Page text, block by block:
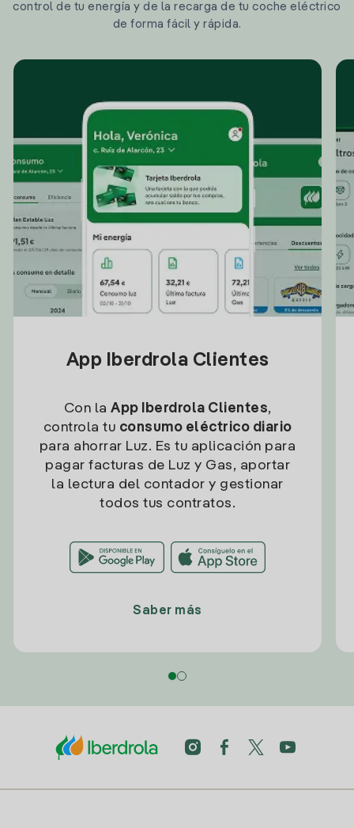
control de tu energía y de la recarga de tu coche eléctrico
de forma fácil y rápida.
App Iberdrola Clientes
Con la App Iberdrola Clientes,
controla tu consumo eléctrico diario
para ahorrar Luz. Es tu aplicación para
pagar facturas de Luz y Gas, aportar
la lectura del contador y gestionar
todos tus contratos.
Saber más